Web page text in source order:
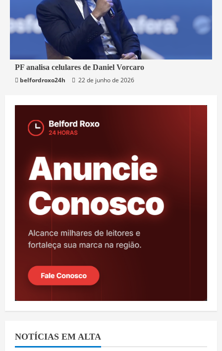
3 min read
Brasil
PF analisa celulares de Daniel Vorcaro
belfordroxo24h
22 de junho de 2026
NOTÍCIAS EM ALTA